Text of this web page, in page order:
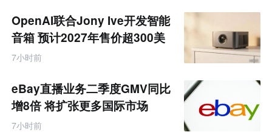
产
业
互
联
网
OpenAI联合Jony Ive开发智能
音箱 预计2027年售价超300美
元
7小时前
eBay直播业务二季度GMV同比
增8倍 将扩张更多国际市场
7小时前